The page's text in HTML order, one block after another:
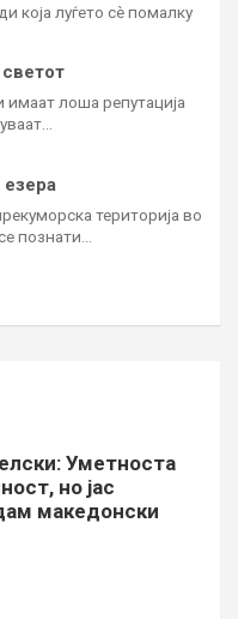
која луѓето сè помалку
лоша репутација
езера
територија во
познати…
Уметноста
но јас
македонски